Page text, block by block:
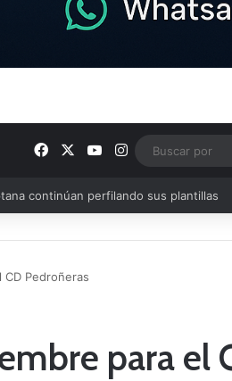
FacebookYouTube
Instagram
Pedroñeras
para el